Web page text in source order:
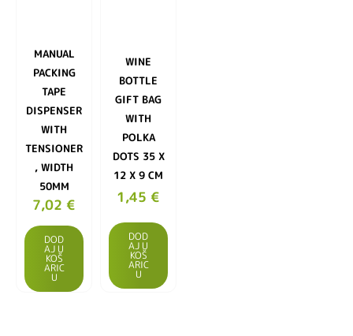
MANUAL
PACKING
TAPE
DISPENSER
WITH
TENSIONER
, WIDTH
50MM
7,02 €
DOD
AJ U
KOŠ
ARIC
U
WINE
BOTTLE
GIFT BAG
WITH
POLKA
DOTS 35 X
12 X 9 CM
1,45 €
DOD
AJ U
KOŠ
ARIC
U